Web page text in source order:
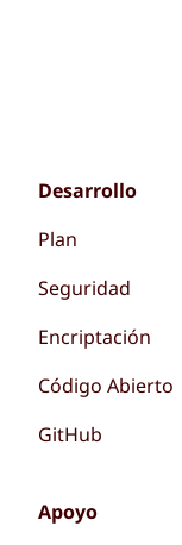
Desarrollo
Plan
Seguridad
Encriptación
Código Abierto
GitHub
Apoyo